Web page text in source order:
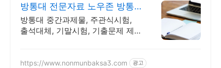
방통대 전문자료 노우존 방통
대 자료포털 NO.1
방통대 중간과제물, 주관식시험,
출석대체, 기말시험, 기출문제 제
https://www.nonmunbaksa3.com 광고